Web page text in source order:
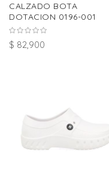
CALZADO BOTA
DOTACION 0196-001
$ 82,900